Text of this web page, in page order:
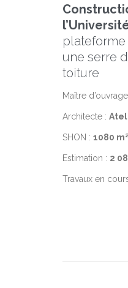
une serre
toiture
Maître
Architecte :
SHON : 1080 m²
Estimation : 2
Travaux en